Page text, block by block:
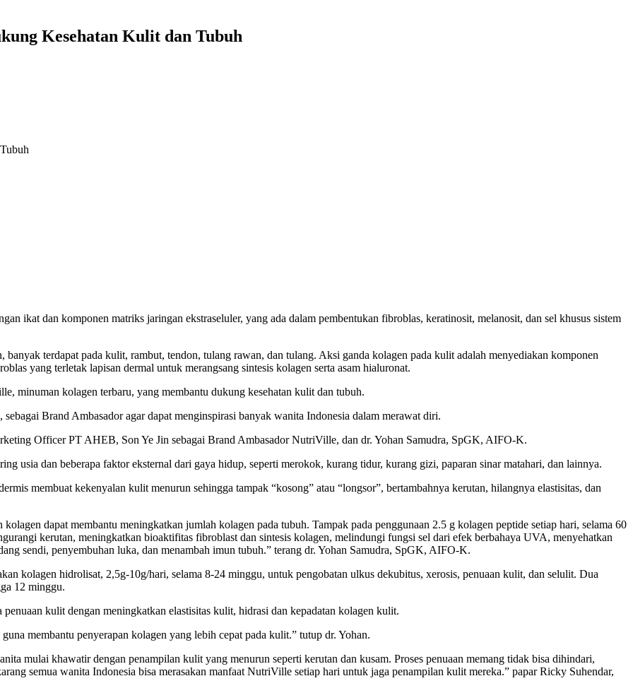
Kesehatan Kulit dan Tubuh
ikat dan komponen matriks jaringan ekstraseluler, yang ada dalam pembentukan fibroblas, keratinosit, melanosit, dan sel khusus sistem
terdapat pada kulit, rambut, tendon, tulang rawan, dan tulang. Aksi ganda kolagen pada kulit adalah menyediakan komponen
yang terletak lapisan dermal untuk merangsang sintesis kolagen serta asam hialuronat.
minuman kolagen terbaru, yang membantu dukung kesehatan kulit dan tubuh.
Brand Ambasador agar dapat menginspirasi banyak wanita Indonesia dalam merawat diri.
Officer PT AHEB, Son Ye Jin sebagai Brand Ambasador NutriVille, dan dr. Yohan Samudra, SpGK, AIFO-K.
usia dan beberapa faktor eksternal dari gaya hidup, seperti merokok, kurang tidur, kurang gizi, paparan sinar matahari, dan lainnya.
membuat kekenyalan kulit menurun sehingga tampak “kosong” atau “longsor”, bertambahnya kerutan, hilangnya elastisitas, dan
dapat membantu meningkatkan jumlah kolagen pada tubuh. Tampak pada penggunaan 2.5 g kolagen peptide setiap hari, selama 60
kerutan, meningkatkan bioaktifitas fibroblast dan sintesis kolagen, melindungi fungsi sel dari efek berbahaya UVA, menyehatkan
sendi, penyembuhan luka, dan menambah imun tubuh.” terang dr. Yohan Samudra, SpGK, AIFO-K.
kolagen hidrolisat, 2,5g-10g/hari, selama 8-24 minggu, untuk pengobatan ulkus dekubitus, xerosis, penuaan kulit, dan selulit. Dua
12 minggu.
kulit dengan meningkatkan elastisitas kulit, hidrasi dan kepadatan kolagen kulit.
membantu penyerapan kolagen yang lebih cepat pada kulit.” tutup dr. Yohan.
mulai khawatir dengan penampilan kulit yang menurun seperti kerutan dan kusam. Proses penuaan memang tidak bisa dihindari,
semua wanita Indonesia bisa merasakan manfaat NutriVille setiap hari untuk jaga penampilan kulit mereka.” papar Ricky Suhendar,